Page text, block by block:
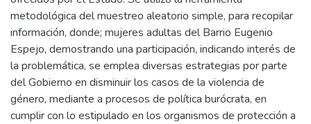
metodológica del muestreo aleatorio simple, para recopilar
información, donde; mujeres adultas del Barrio Eugenio
Espejo, demostrando una participación, indicando interés de
la problemática, se emplea diversas estrategias por parte
del Gobierno en disminuir los casos de la violencia de
género, mediante a procesos de política burócrata, en
cumplir con lo estipulado en los organismos de protección a